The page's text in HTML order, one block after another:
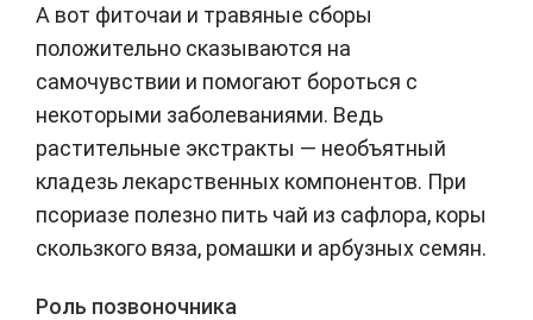
А вот фиточаи и травяные сборы
положительно сказываются на
самочувствии и помогают бороться с
некоторыми заболеваниями. Ведь
растительные экстракты — необъятный
кладезь лекарственных компонентов. При
псориазе полезно пить чай из сафлора, коры
скользкого вяза, ромашки и арбузных семян.
Роль позвоночника